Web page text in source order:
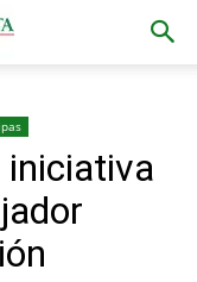
iniciativa